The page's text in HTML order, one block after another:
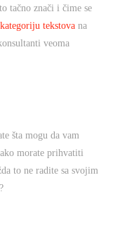
tačno znači i čime se
kategoriju tekstovana
veoma
šta mogu da vam
morate prihvatiti
to ne radite sa svojim